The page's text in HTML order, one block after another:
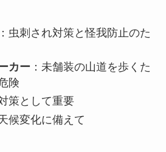
虫刺され対策と怪我防止のた
カー ：未舗装の山道を歩くた
険
策として重要
候変化に備えて